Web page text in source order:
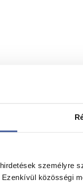
személyre
közösségi